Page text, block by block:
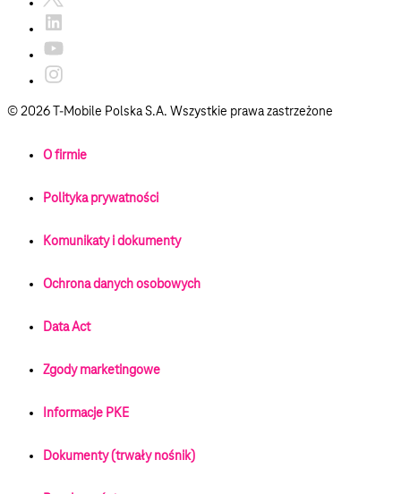
© 2026 T‑Mobile Polska S.A. Wszystkie prawa zastrzeżone
O firmie
Polityka prywatności
Komunikaty i dokumenty
Ochrona danych osobowych
Data Act
Zgody marketingowe
Informacje PKE
Dokumenty (trwały nośnik)